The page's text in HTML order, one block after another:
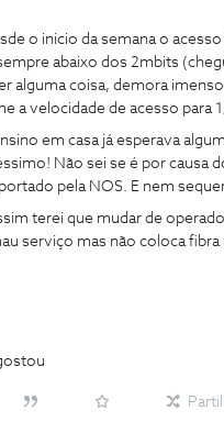
o inicio da semana o
abaixo dos 2mbits
alguma coisa, demora
a velocidade de acesso para
em casa já esperava
Não sei se é por causa
pela NOS. E nem
terei que mudar de
serviço mas não coloca fibra